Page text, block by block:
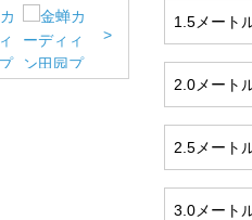
>
1.5メート
2.0メート
2.5メート
3.0メート